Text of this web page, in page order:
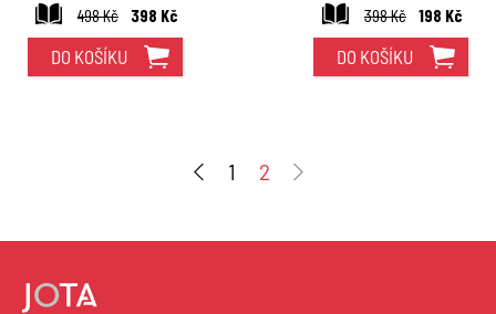
498 Kč
398 Kč
DO KOŠÍKU
398 Kč 198 Kč
DO KOŠÍKU
1 2